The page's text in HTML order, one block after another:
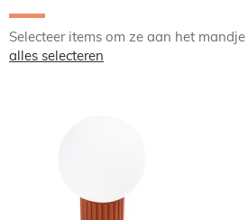
Selecteer items om ze aan het
alles selecteren